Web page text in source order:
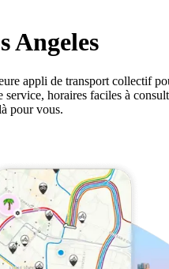
Angeles
appli de transport collectif
service, horaires faciles à
pour vous.